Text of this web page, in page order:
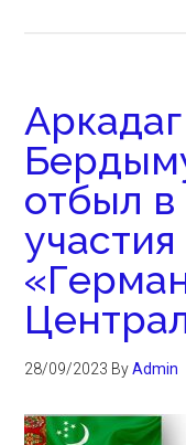
Аркадаг
отбыл
28/09/2023 ByAdmin